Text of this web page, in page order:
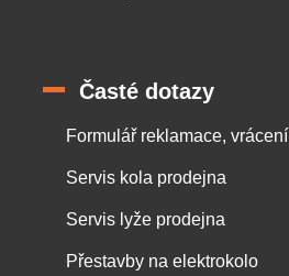
Časté dotazy
Formulář reklamace, vrácení
Servis kola prodejna
Servis lyže prodejna
Přestavby na elektrokolo